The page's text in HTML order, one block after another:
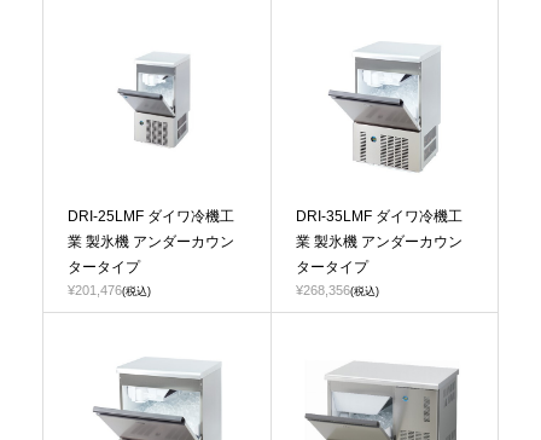
DRI-25LMF ダイワ冷機工
業 製氷機 アンダーカウン
タータイプ
¥201,476(税込)
DRI-35LMF ダイワ冷機工
業 製氷機 アンダーカウン
タータイプ
¥268,356(税込)